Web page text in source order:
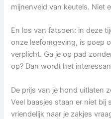
mijnenveld van keutels. Niet
En los van fatsoen: in deze
onze leefomgeving, is poep
verplicht. Ga je op pad
op? Dan wordt het
De prijs van je hond uitlaten
Veel baasjes staan er niet bij
vriendelijk naar je zakjes